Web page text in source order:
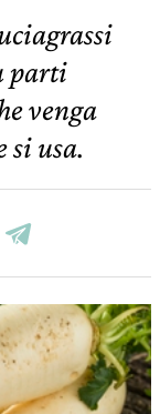
parti
venga
si usa.